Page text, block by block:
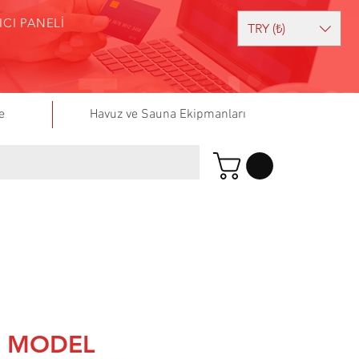
PANELİ TRY (₺)
Havuz ve Sauna Ekipmanları